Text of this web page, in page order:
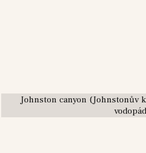
Johnston canyon (Johnstonův